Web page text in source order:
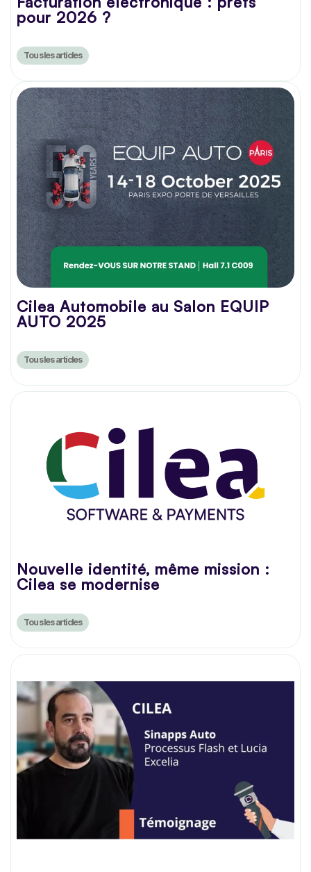
pour 2026 ?
Tous les articles
Cilea Automobile au Salon EQUIP
AUTO 2025
Tous les articles
Nouvelle identité, même mission :
Cilea se modernise
Tous les articles